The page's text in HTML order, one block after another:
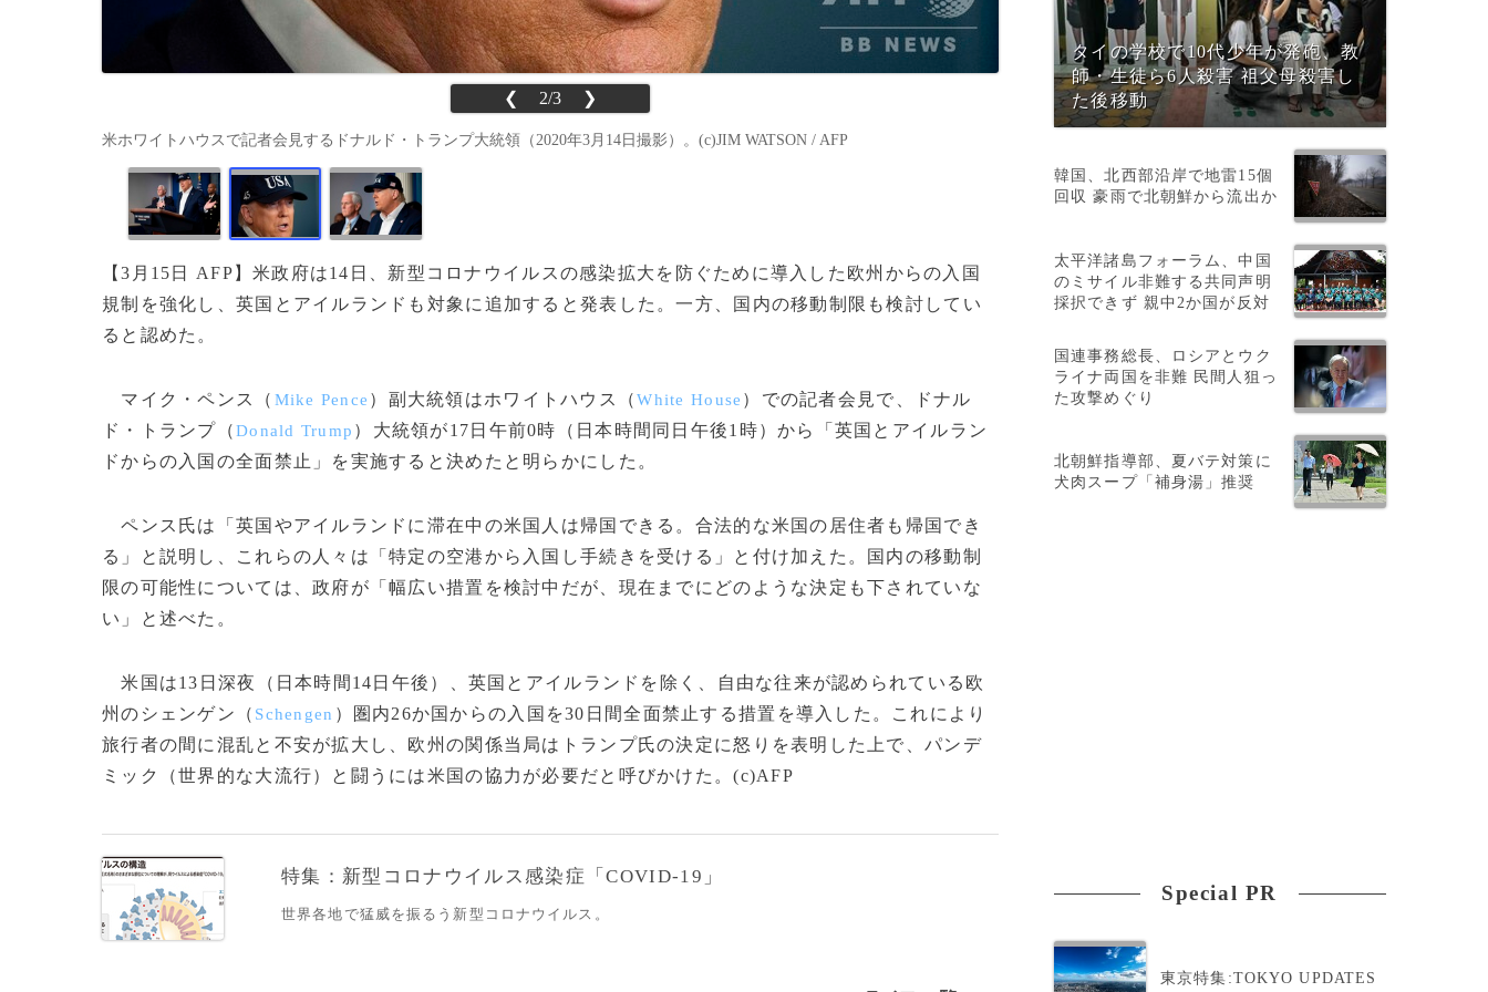
❮ 2/3 ❯
米ホワイトハウスで記者会見するドナルド・トランプ大統領（2020年3月14日撮影）。(c)JIM WATSON / AFP
【3月15日 AFP】米政府は14日、新型コロナウイルスの感染拡大を防ぐために導入した欧州からの入国
規制を強化し、英国とアイルランドも対象に追加すると発表した。一方、国内の移動制限も検討してい
ると認めた。
マイク・ペンス（ Mike Pence ）副大統領はホワイトハウス（White House ）での記者会見で、ドナル
ド・トランプ（Donald Trump ）大統領が17日午前0時（日本時間同日午後1時）から「英国とアイルラン
ドからの入国の全面禁止」を実施すると決めたと明らかにした。
ペンス氏は「英国やアイルランドに滞在中の米国人は帰国できる。合法的な米国の居住者も帰国でき
る」と説明し、これらの人々は「特定の空港から入国し手続きを受ける」と付け加えた。国内の移動制
限の可能性については、政府が「幅広い措置を検討中だが、現在までにどのような決定も下されていな
い」と述べた。
米国は13日深夜（日本時間14日午後）、英国とアイルランドを除く、自由な往来が認められている欧
州のシェンゲン（ Schengen ）圏内26か国からの入国を30日間全面禁止する措置を導入した。これにより
旅行者の間に混乱と不安が拡大し、欧州の関係当局はトランプ氏の決定に怒りを表明した上で、パンデ
ミック（世界的な大流行）と闘うには米国の協力が必要だと呼びかけた。(c)AFP
特集：新型コロナウイルス感染症「COVID-19」
世界各地で猛威を振るう新型コロナウイルス。
タイの学校で10代少年が発砲、教
師・生徒ら6人殺害 祖父母殺害し
た後移動
韓国、北西部沿岸で地雷15個
回収 豪雨で北朝鮮から流出か
太平洋諸島フォーラム、中国
のミサイル非難する共同声明
採択できず 親中2か国が反対
国連事務総長、ロシアとウク
ライナ両国を非難 民間人狙っ
た攻撃めぐり
北朝鮮指導部、夏バテ対策に
犬肉スープ「補身湯」推奨
Special PR
東京特集:TOKYO UPDATES